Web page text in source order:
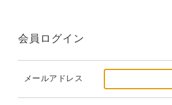
会員ログイン
メールアドレス